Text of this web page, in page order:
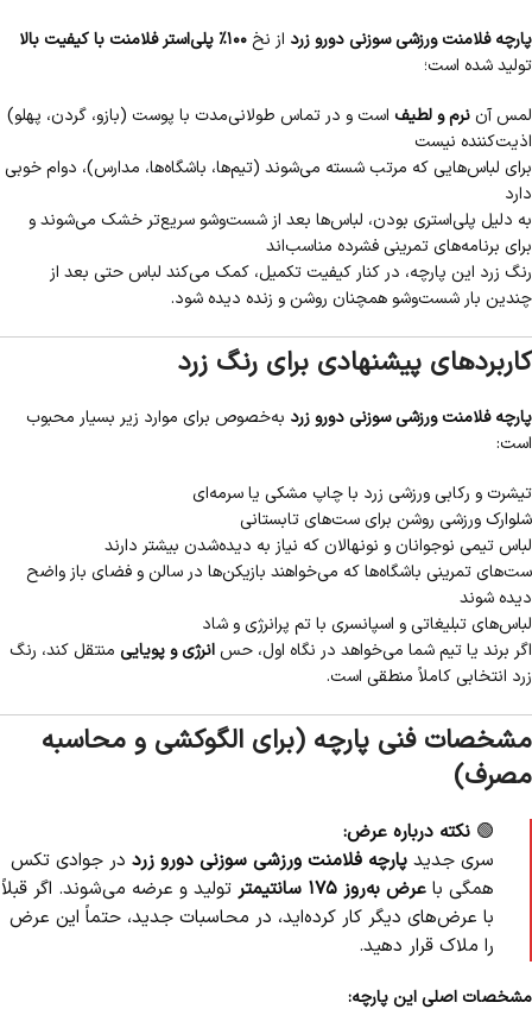
پارچه فلامنت ورزشی سوزنی دورو زرد از نخ ۱۰۰٪ پلی‌استر فلامنت با کیفیت بالا
تولید شده است؛
لمس آن نرم و لطیف است و در تماس طولانی‌مدت با پوست (بازو، گردن، پهلو)
اذیت‌کننده نیست
برای لباس‌هایی که مرتب شسته می‌شوند (تیم‌ها، باشگاه‌ها، مدارس)، دوام خوبی
دارد
به دلیل پلی‌استری بودن، لباس‌ها بعد از شست‌وشو سریع‌تر خشک می‌شوند و
برای برنامه‌های تمرینی فشرده مناسب‌اند
رنگ زرد این پارچه، در کنار کیفیت تکمیل، کمک می‌کند لباس حتی بعد از
چندین بار شست‌وشو همچنان روشن و زنده دیده شود.
کاربردهای پیشنهادی برای رنگ زرد
پارچه فلامنت ورزشی سوزنی دورو زرد به‌خصوص برای موارد زیر بسیار محبوب
است:
تیشرت و رکابی ورزشی زرد با چاپ مشکی یا سرمه‌ای
شلوارک ورزشی روشن برای ست‌های تابستانی
لباس تیمی نوجوانان و نونهالان که نیاز به دیده‌شدن بیشتر دارند
ست‌های تمرینی باشگاه‌ها که می‌خواهند بازیکن‌ها در سالن و فضای باز واضح
دیده شوند
لباس‌های تبلیغاتی و اسپانسری با تم پرانرژی و شاد
اگر برند یا تیم شما می‌خواهد در نگاه اول، حس انرژی و پویایی منتقل کند، رنگ
زرد انتخابی کاملاً منطقی است.
مشخصات فنی پارچه (برای الگوکشی و محاسبه
مصرف)
🟢 نکته درباره عرض:
سری جدید پارچه فلامنت ورزشی سوزنی دورو زرد در جوادی تکس
همگی با عرض به‌روز ۱۷۵ سانتیمتر
تولید و عرضه می‌شوند. اگر قبلاً
با عرض‌های دیگر کار کرده‌اید، در محاسبات جدید، حتماً این عرض
را ملاک قرار دهید.
مشخصات اصلی این پارچه: